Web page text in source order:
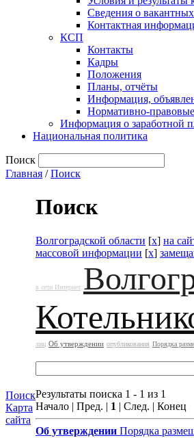
Сведения о
Контактная
КСП
Контакты
Кадры
Положения
Планы, отчёты
Информация,
Нормативно-
Информация о заработной
Национальная политика
Поиск
Главная /Поиск
Поиск
Карта
сайта
Поиск
Волгоградской области [x] на
массовой информации [x]
в сети Интернет
лиц Об утверждении опубликования Порядка
Результаты поиска 1 - 1 из 1
Начало | Пред. | 1 | След. | Конец
Об утверждении Порядка